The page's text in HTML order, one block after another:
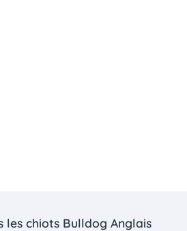
les chiots Bulldog Anglais